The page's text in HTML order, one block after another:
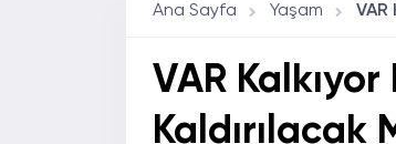
Ana Sayfa Yaşam
VAR
Kaldırılacak